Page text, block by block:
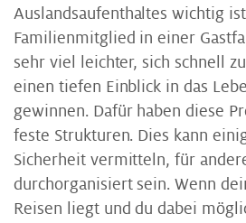
Auslandsaufenthaltes wichtig
Familienmitglied in einer
sehr viel leichter, sich schnell
einen tiefen Einblick in das
gewinnen. Dafür haben diese
feste Strukturen. Dies kann
Sicherheit vermitteln, für
durchorganisiert sein. Wenn
Reisen liegt und du dabei